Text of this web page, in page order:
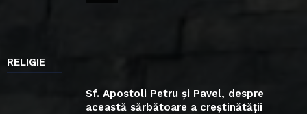
RELIGIE
Sf. Apostoli Petru și Pavel, despre
această sărbătoare a creștinătății